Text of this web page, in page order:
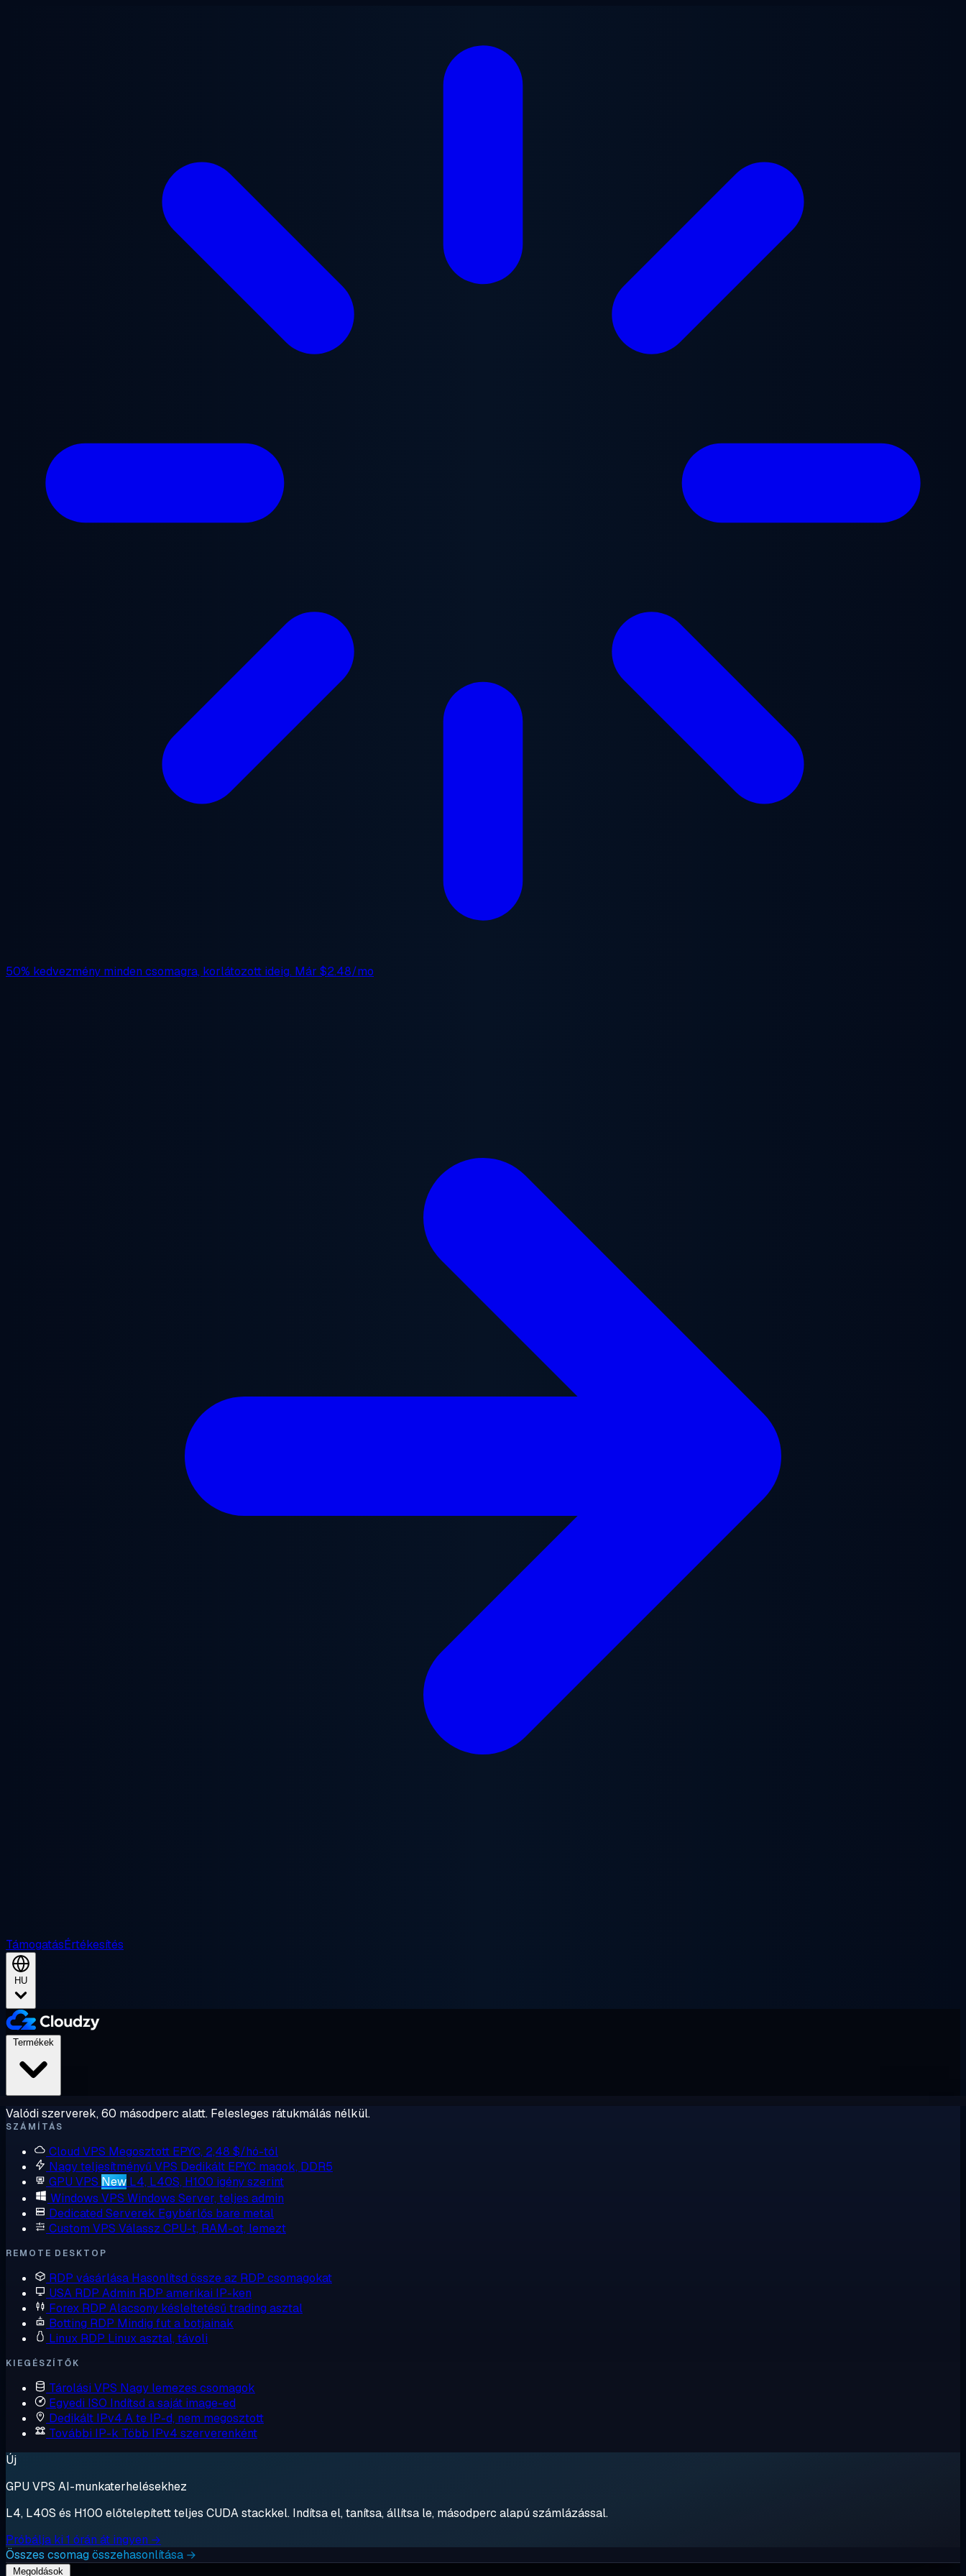
50% kedvezmény minden csomagra, korlátozott ideig. Már $2.48/mo
TámogatásÉrtékesítés
HU
Valódi szerverek, 60 másodperc alatt. Felesleges rátukmálás nélkül.
SZÁMÍTÁS
Cloud VPS Megosztott EPYC, 2,48 $/hó-tól
Nagy teljesítményű VPS Dedikált EPYC magok, DDR5
GPU VPS New L4, L40S, H100 igény szerint
Windows VPS Windows Server, teljes admin
Dedicated Serverek Egybérlős bare metal
Custom VPS Válassz CPU-t, RAM-ot, lemezt
REMOTE DESKTOP
RDP vásárlása Hasonlítsd össze az RDP csomagokat
USA RDP Admin RDP amerikai IP-ken
Forex RDP Alacsony késleltetésű trading asztal
Botting RDP Mindig fut a botjainak
Linux RDP Linux asztal, távoli
KIEGÉSZÍTŐK
Tárolási VPS Nagy lemezes csomagok
Egyedi ISO Indítsd a saját image-ed
Dedikált IPv4 A te IP-d, nem megosztott
További IP-k Több IPv4 szerverenként
Új
GPU VPS AI-munkaterhelésekhez
L4, L40S és H100 előtelepített teljes CUDA stackkel. Indítsa el, tanítsa, állítsa le, másodperc alapú számlázással.
Próbálja ki 1 órán át ingyen →
Összes csomag összehasonlítása →